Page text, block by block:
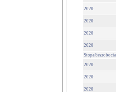
2020
2020
2020
2020
Stopa bezrobocia
2020
2020
2020